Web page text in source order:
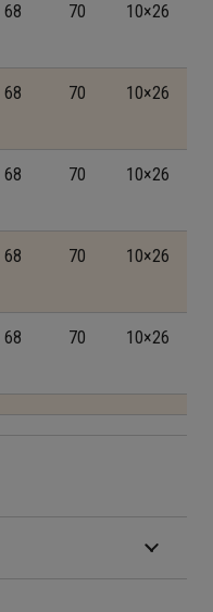
68 70 10×26
68 70 10×26
68 70 10×26
68 70 10×26
68 70 10×26